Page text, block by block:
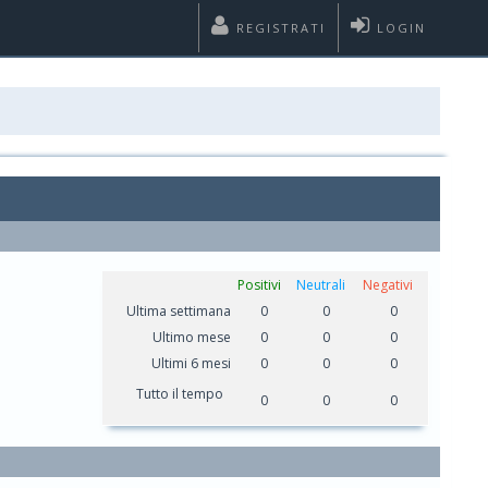
LOGIN
REGISTRATI
Positivi Neutrali
Negativi
Ultima settimana
0 0
0
Ultimo mese
0 0
0
Ultimi 6 mesi
0 0
0
Tutto il tempo
0 0 0